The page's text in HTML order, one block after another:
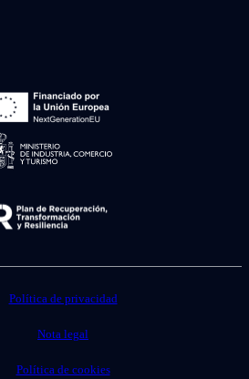
Política de privacidad
Nota legal
Política de cookies